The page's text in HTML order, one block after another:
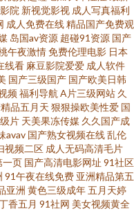
码在线播放 在线久草黄色片一
大香蕉 日本福利精品每日更新
精品探花视频 香蕉视频 欧美一
美 影音先锋亚洲色图网 日逼国
天影院 久久一久久 92资源超碰
品16 97操B 91福利社 日韩欧
院 新视觉影视 成人写真福利
成人免费在线精品国产免费观
岛国av资源 超碰91资源 国产
午夜激情免费伦理电影 日本
线看 麻豆影院爱爱 成人软件
国产三级国产 国产欧美日韩
频福利导航 A片三级网站 久
品五月天 狠狠操欧美性爱 国
片 天美果冻传媒 久久国产成
avav 国产熟女视频在线乱伦
视频二区 成人无码高清毛片
一页 国产高清电影网址 91社区
91午夜在线免费 亚洲精品第五
亚洲 黄色三级成年五月天婷
香五月 91社网 美女视频黄全